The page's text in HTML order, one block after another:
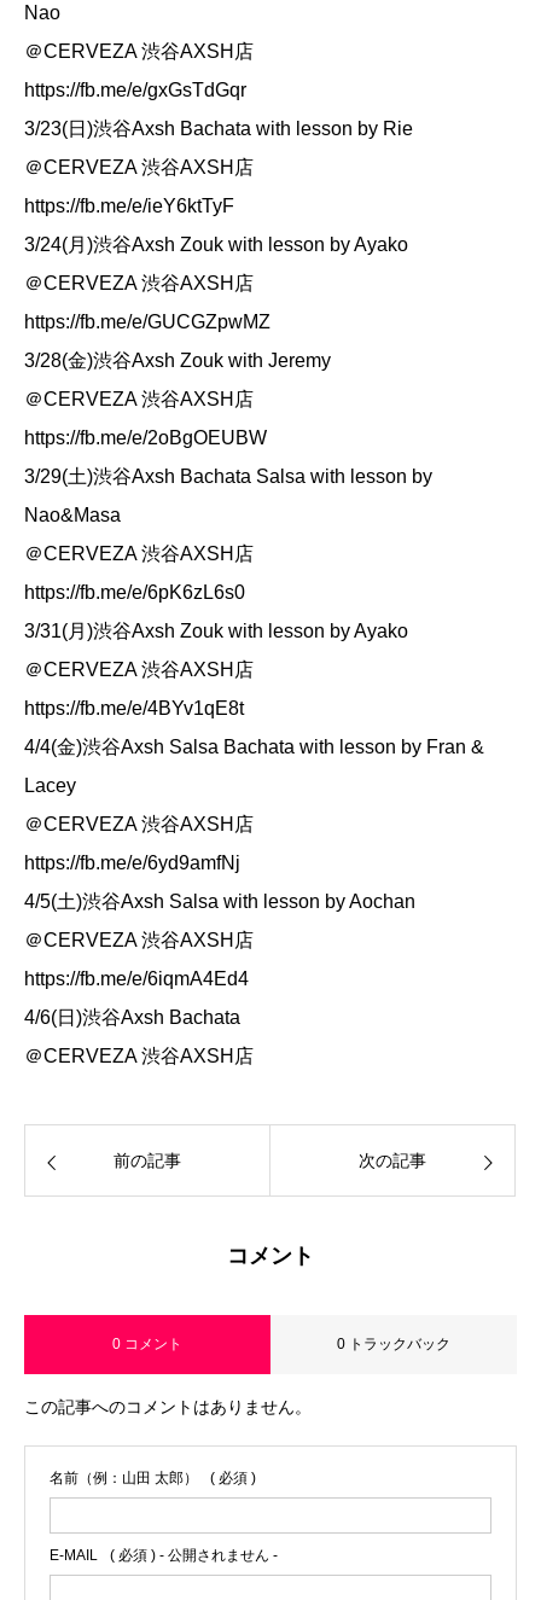
Nao
＠CERVEZA 渋谷AXSH店
https://fb.me/e/gxGsTdGqr
3/23(日)渋谷Axsh Bachata with lesson by Rie
＠CERVEZA 渋谷AXSH店
https://fb.me/e/ieY6ktTyF
3/24(月)渋谷Axsh Zouk with lesson by Ayako
＠CERVEZA 渋谷AXSH店
https://fb.me/e/GUCGZpwMZ
3/28(金)渋谷Axsh Zouk with Jeremy
＠CERVEZA 渋谷AXSH店
https://fb.me/e/2oBgOEUBW
3/29(土)渋谷Axsh Bachata Salsa with lesson by
Nao&Masa
＠CERVEZA 渋谷AXSH店
https://fb.me/e/6pK6zL6s0
3/31(月)渋谷Axsh Zouk with lesson by Ayako
＠CERVEZA 渋谷AXSH店
https://fb.me/e/4BYv1qE8t
4/4(金)渋谷Axsh Salsa Bachata with lesson by Fran &
Lacey
＠CERVEZA 渋谷AXSH店
https://fb.me/e/6yd9amfNj
4/5(土)渋谷Axsh Salsa with lesson by Aochan
＠CERVEZA 渋谷AXSH店
https://fb.me/e/6iqmA4Ed4
4/6(日)渋谷Axsh Bachata
＠CERVEZA 渋谷AXSH店
前の記事 次の記事
コメント
0 コメント 0 トラックバック
この記事へのコメントはありません。
名前（例：山田 太郎） ( 必須 )
E-MAIL ( 必須 ) - 公開されません -